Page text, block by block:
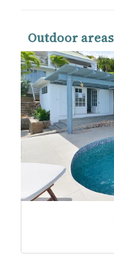
Outdoor areas